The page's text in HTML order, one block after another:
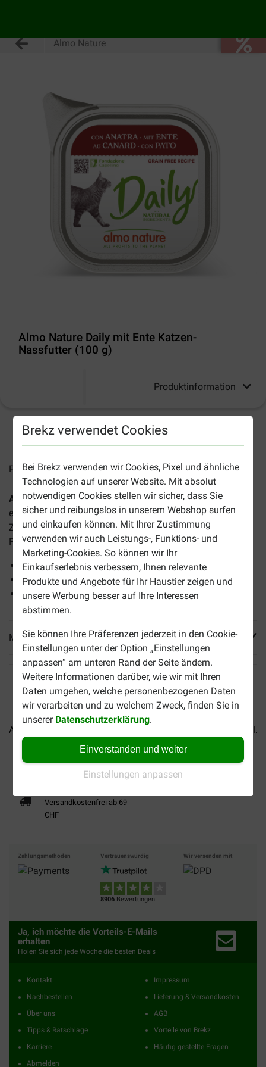
Brekz verwendet Cookies
Bei Brekz verwenden wir Cookies, Pixel und ähnliche
Technologien auf unserer Website. Mit absolut
notwendigen Cookies stellen wir sicher, dass Sie
sicher und reibungslos in unserem Webshop surfen
und einkaufen können. Mit Ihrer Zustimmung
verwenden wir auch Leistungs-, Funktions- und
Marketing-Cookies. So können wir Ihr
Einkaufserlebnis verbessern, Ihnen relevante
Produkte und Angebote für Ihr Haustier zeigen und
unsere Werbung besser auf Ihre Interessen
abstimmen.
Sie können Ihre Präferenzen jederzeit in den Cookie-
Einstellungen unter der Option „Einstellungen
anpassen“ am unteren Rand der Seite ändern.
Weitere Informationen darüber, wie wir mit Ihren
Daten umgehen, welche personenbezogenen Daten
wir verarbeiten und zu welchem Zweck, finden Sie in
unserer Datenschutzerklärung.
Einverstanden und weiter
Einstellungen anpassen
Almo Nature
Almo Nature Daily mit Ente Katzen-
Nassfutter (100 g)
Produktinformation
2-5 Arbeitstage, sofern nicht anders angegeben
Preise inkl. MwSt zzgl.Versandkosten
Almo Nature Daily mit Ente Katzen-Nassfutter (100 g)
ein schmackhaftes und natürliches Futter, das mit frischen
Zutaten zubereitet wird. Eine Pastete mit leckeren
Fleischstücken. Frei von Farb- und Konservierungsstoffen.
Mit leckeren Fleischstücken
Natürliches Essen
Ohne künstliche Zusatzstoffe
Mehr Produktinfos
Almo Nature HFC Jelly Lachs... Almo Nature HFC Natural...
Bis 30% günstiger Sicher bezahlen
Versandkostenfrei ab 69
CHF
Zahlungsmethoden Vertrauenswürdig
8906 Bewertungen
Wir versenden mit
Ja, ich möchte die Vorteils-E-Mails
erhalten
Holen Sie sich jede Woche die besten Deals
Kontakt
Nachbestellen
Über uns
Tipps & Ratschlage
Karriere
Abmelden
Impressum
Lieferung & Versandkosten
AGB
Vorteile von Brekz
Häufig gestellte Fragen